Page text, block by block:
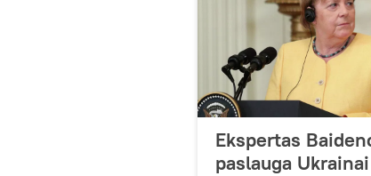
Ekspertas
paslauga Ukrainai